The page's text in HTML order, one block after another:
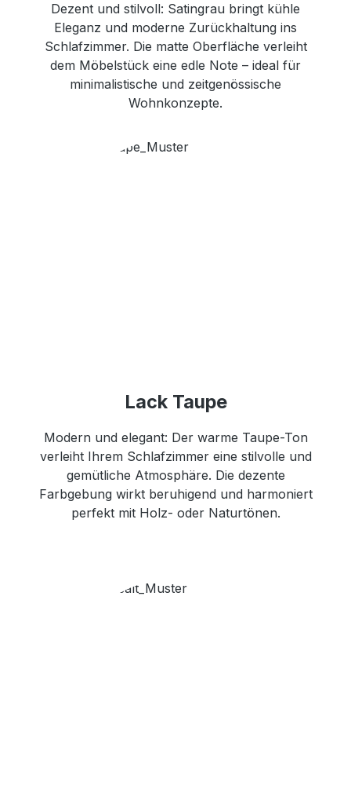
Dezent und stilvoll: Satingrau bringt kühle
Eleganz und moderne Zurückhaltung ins
Schlafzimmer. Die matte Oberfläche verleiht
dem Möbelstück eine edle Note – ideal für
minimalistische und zeitgenössische
Wohnkonzepte.
Lack Taupe
Modern und elegant: Der warme Taupe-Ton
verleiht Ihrem Schlafzimmer eine stilvolle und
gemütliche Atmosphäre. Die dezente
Farbgebung wirkt beruhigend und harmoniert
perfekt mit Holz- oder Naturtönen.